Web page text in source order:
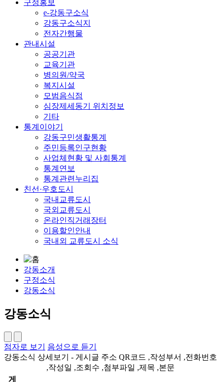
구정홍보
e-강동구소식
강동구소식지
전자간행물
관내시설
공공기관
교육기관
병의원/약국
복지시설
모범음식점
심장제세동기 위치정보
기타
통계이야기
강동구민생활통계
주민등록인구현황
사업체현황 및 사회통계
통계연보
통계관련누리집
친선·우호도시
국내교류도시
국외교류도시
온라인직거래장터
이용할인안내
국내외 교류도시 소식
강동소개
구정소식
강동소식
강동소식
점자로 보기
음성으로 듣기
강동소식 상세보기 - 게시글 주소 QR코드 ,작성부서 ,전화번호
,작성일 ,조회수 ,첨부파일 ,제목 ,본문
게